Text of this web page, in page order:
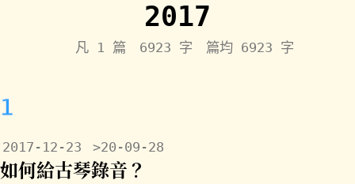
2017
凡 1 篇 6923 字 篇均 6923 字
1
2017-12-23 >20-09-28
如何給古琴錄音？